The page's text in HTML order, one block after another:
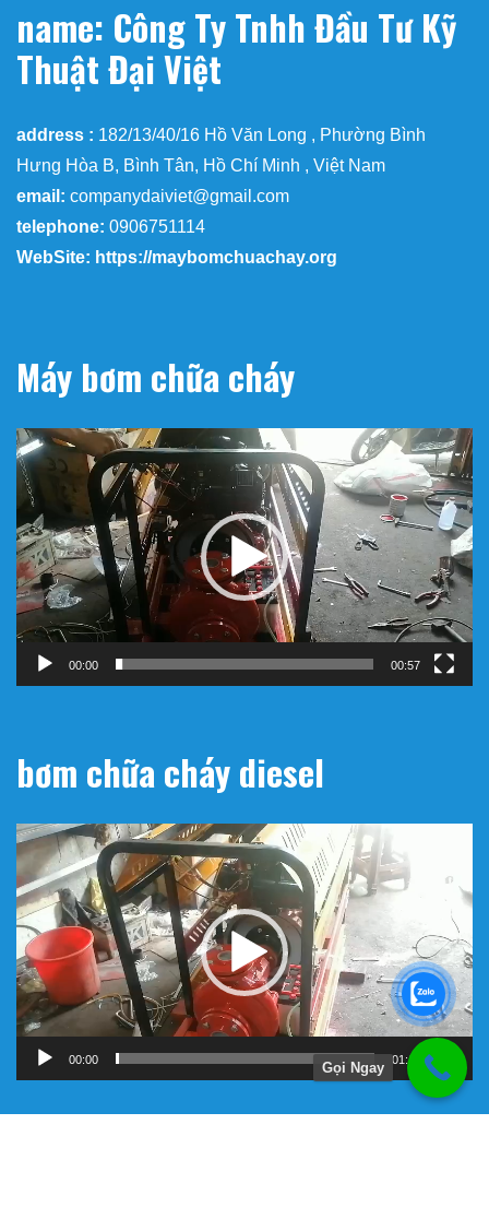
name: Công Ty Tnhh Đầu Tư Kỹ
Thuật Đại Việt
address : 182/13/40/16 Hồ Văn Long , Phường Bình
Hưng Hòa B, Bình Tân, Hồ Chí Minh , Việt Nam
email: companydaiviet@gmail.com
telephone: 0906751114
WebSite: https://maybomchuachay.org
Máy bơm chữa cháy
Trình
chơi
Video
00:00 00:57
bơm chữa cháy diesel
Trình
chơi
Video
00:00 01:11
Gọi Ngay